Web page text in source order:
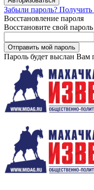
Забыли пароль?
Восстановление пароля
Восстановите свой пароль
Пароль будет выслан Вам